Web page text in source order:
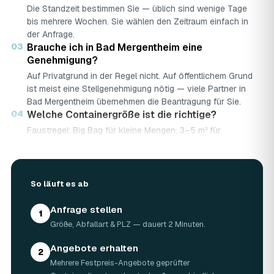
Die Standzeit bestimmen Sie — üblich sind wenige Tage
bis mehrere Wochen. Sie wählen den Zeitraum einfach in
der Anfrage.
03 Brauche ich in Bad Mergentheim eine
Genehmigung?
Auf Privatgrund in der Regel nicht. Auf öffentlichem Grund
ist meist eine Stellgenehmigung nötig — viele Partner in
Bad Mergentheim übernehmen die Beantragung für Sie.
04 Welche Containergröße ist die richtige?
Faustregel: Big Bag für kleine Mengen, 3–5 m³ für
05
Abfallarten werden getrennt gesammelt (Bauschutt,
gesonderte Annahme.
Was kostet ein Container in Bad Mergentheim?
5 m³ ca. 180–500 €, 7 m³ ca. 280–900 €, 10 m³ ca.
300–1.100 € — abhängig von Abfallart, Region und
So läuft es ab
1 Anfrage stellen
Größe, Abfallart & PLZ — dauert 2 Minuten.
2 Angebote erhalten
Mehrere Festpreis-Angebote geprüfter